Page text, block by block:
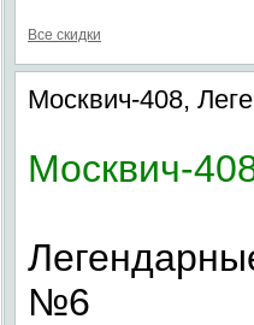
Все скидки
Москвич-408,
Москвич-
№6